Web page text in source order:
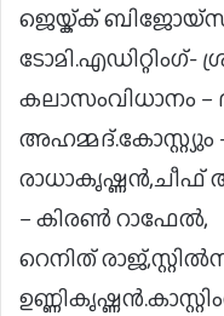
ജെയ്ക്ക്
ടോമി.എഡിറ്റിംഗ്-
കലാസംവിധാനം –
രാധാകൃഷ്ണൻ,ചീഫ്
– കിരൺ റാഫേൽ,
റെനിത്